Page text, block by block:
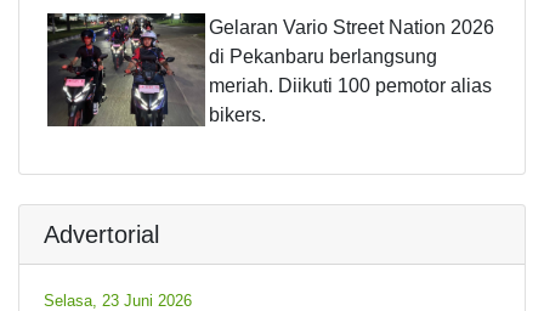
Gelaran Vario Street Nation 2026
di Pekanbaru berlangsung
meriah. Diikuti 100 pemotor alias
bikers.
Advertorial
Selasa, 23 Juni 2026